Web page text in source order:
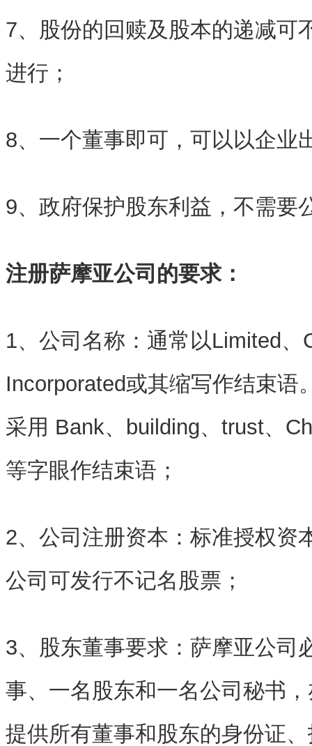
7、股份的回赎及股本的递减可
进行；
8、一个董事即可，可以以企业
9、政府保护股东利益，不需要
注册萨摩亚公司的要求：
1、公司名称：通常以Limited、
Incorporated或其缩写作结束语
采用 Bank、building、trust、
等字眼作结束语；
2、公司注册资本：标准授权资
公司可发行不记名股票；
3、股东董事要求：萨摩亚公司
事、一名股东和一名公司秘书
提供所有董事和股东的身份证